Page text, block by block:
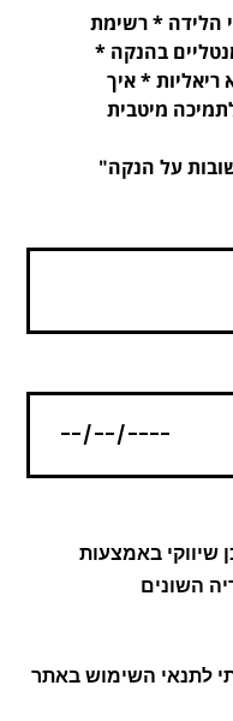
הלידה * רשימת
בהנקה *
ריאליות * איך
מיטבית
שיווקי באמצעות
לתנאי השימוש באתר